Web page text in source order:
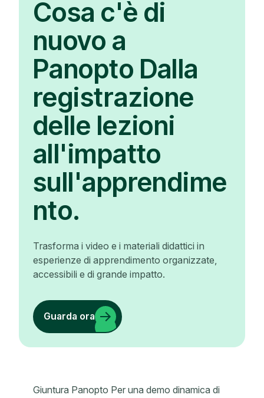
Cosa c'è di
nuovo a
Panopto Dalla
registrazione
delle lezioni
all'impatto
sull'apprendime
nto.
Trasforma i video e i materiali didattici in
esperienze di apprendimento organizzate,
accessibili e di grande impatto.
Guarda ora
Giuntura Panopto Per una demo dinamica di